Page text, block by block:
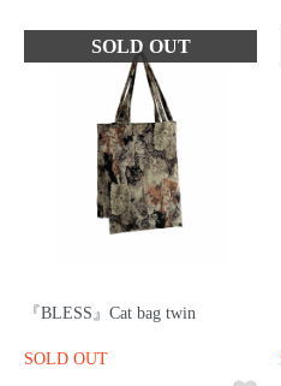
『BLESS』Cat bag twin
SOLD OUT